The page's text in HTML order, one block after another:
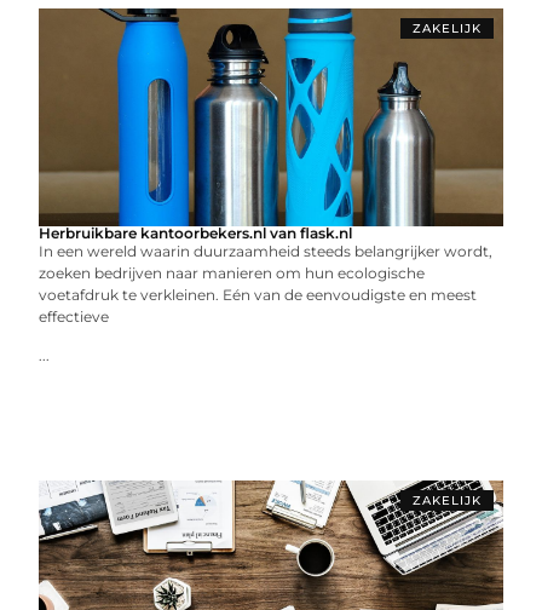
ZAKELIJK
Herbruikbare kantoorbekers.nl van flask.nl
In een wereld waarin duurzaamheid steeds belangrijker wordt,
zoeken bedrijven naar manieren om hun ecologische
voetafdruk te verkleinen. Eén van de eenvoudigste en meest
effectieve
...
ZAKELIJK